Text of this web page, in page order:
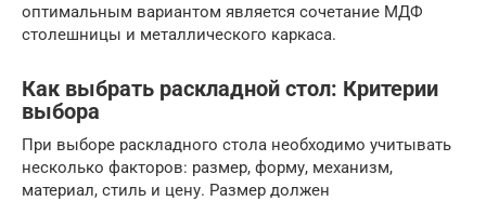
оптимальным вариантом является сочетание МДФ
столешницы и металлического каркаса.
Как выбрать раскладной стол: Критерии
выбора
При выборе раскладного стола необходимо учитывать
несколько факторов: размер, форму, механизм,
материал, стиль и цену. Размер должен